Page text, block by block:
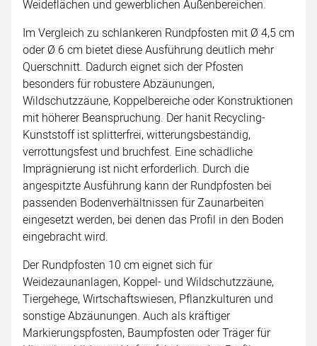
Weideflächen und gewerblichen Außenbereichen.
Im Vergleich zu schlankeren Rundpfosten mit Ø 4,5 cm
oder Ø 6 cm bietet diese Ausführung deutlich mehr
Querschnitt. Dadurch eignet sich der Pfosten
besonders für robustere Abzäunungen,
Wildschutzzäune, Koppelbereiche oder Konstruktionen
mit höherer Beanspruchung. Der hanit Recycling-
Kunststoff ist splitterfrei, witterungsbeständig,
verrottungsfest und bruchfest. Eine schädliche
Imprägnierung ist nicht erforderlich. Durch die
angespitzte Ausführung kann der Rundpfosten bei
passenden Bodenverhältnissen für Zaunarbeiten
eingesetzt werden, bei denen das Profil in den Boden
eingebracht wird.
Der Rundpfosten 10 cm eignet sich für
Weidezaunanlagen, Koppel- und Wildschutzzäune,
Tiergehege, Wirtschaftswiesen, Pflanzkulturen und
sonstige Abzäunungen. Auch als kräftiger
Markierungspfosten, Baumpfosten oder Träger für